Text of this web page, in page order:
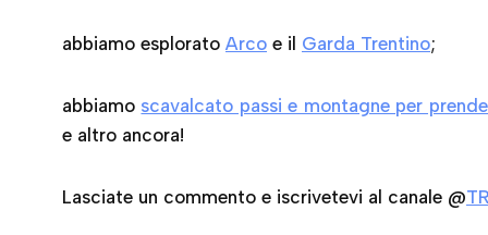
abbiamo esplorato Arco e il Garda Trentino;
abbiamo scavalcato passi e montagne per
e altro ancora!
Lasciate un commento e iscrivetevi al canale @